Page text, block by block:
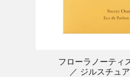
フローラノーティ
ジルスチュ